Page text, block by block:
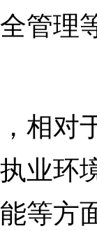
管理
对
业环
等方